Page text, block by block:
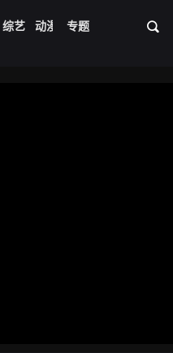
综艺 动漫 短剧大全 资
专题